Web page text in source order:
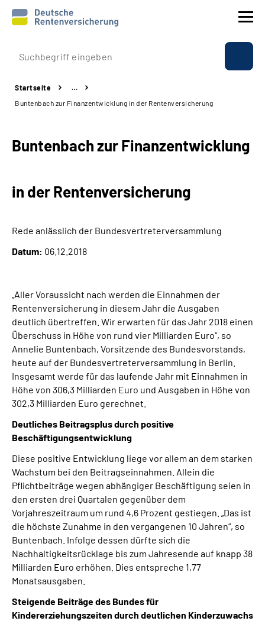
Prävention
Reha
Experten
Über uns & Presse
Suche
Language
Inhalte in Gebärdensprache (DGS)
Leichte Sprache
Mein Kundenportal
Startseite
…
Buntenbach zur Finanzentwicklung in der Rentenversicherung
Buntenbach zur Finanzentwicklung
in der Rentenversicherung
Rede anlässlich der Bundesvertreterversammlung
Datum: 06.12.2018
„Aller Voraussicht nach werden die Einnahmen der
Rentenversicherung in diesem Jahr die Ausgaben
deutlich übertreffen. Wir erwarten für das Jahr 2018 einen
Überschuss in Höhe von rund vier Milliarden Euro“, so
Annelie Buntenbach, Vorsitzende des Bundesvorstands,
heute auf der Bundesvertreterversammlung in Berlin.
Insgesamt werde für das laufende Jahr mit Einnahmen in
Höhe von 306,3 Milliarden Euro und Ausgaben in Höhe von
302,3 Milliarden Euro gerechnet.
Deutliches Beitragsplus durch positive
Beschäftigungsentwicklung
Diese positive Entwicklung liege vor allem an dem starken
Wachstum bei den Beitragseinnahmen. Allein die
Pflichtbeiträge wegen abhängiger Beschäftigung seien in
den ersten drei Quartalen gegenüber dem
Vorjahreszeitraum um rund 4,6 Prozent gestiegen. „Das ist
die höchste Zunahme in den vergangenen 10 Jahren“, so
Buntenbach. Infolge dessen dürfte sich die
Nachhaltigkeitsrücklage bis zum Jahresende auf knapp 38
Milliarden Euro erhöhen. Dies entspreche 1,77
Monatsausgaben.
Steigende Beiträge des Bundes für
Kindererziehungszeiten durch deutlichen Kinderzuwachs